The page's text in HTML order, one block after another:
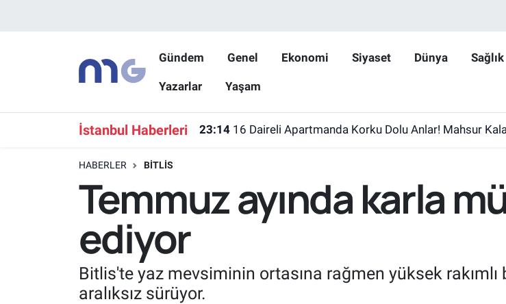
Gündem Genel Ekonomi Siyaset Dünya Sağlık
Yazarlar Yaşam
İstanbul Haberleri 23:14 16 Daireli Apartmanda Korku Dolu Anlar! Mahsur
HABERLER BITLIS
Temmuz ayında karla
ediyor
Bitlis'te yaz mevsiminin ortasına rağmen yüksek
aralıksız sürüyor.
Hava Durumu
İstanbul Namaz Vakitleri
Süper Lig Puan Durumu ve Fikstür
Son Dakika Haberleri
Haber Arşivi